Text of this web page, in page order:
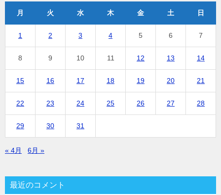
月 火 水 木 金 土 日
1 2 3 4 5 6 7
8 9 10 11 12 13 14
15 16 17 18 19 20 21
22 23 24 25 26 27 28
29 30 31
« 4月 6月 »
最近のコメント